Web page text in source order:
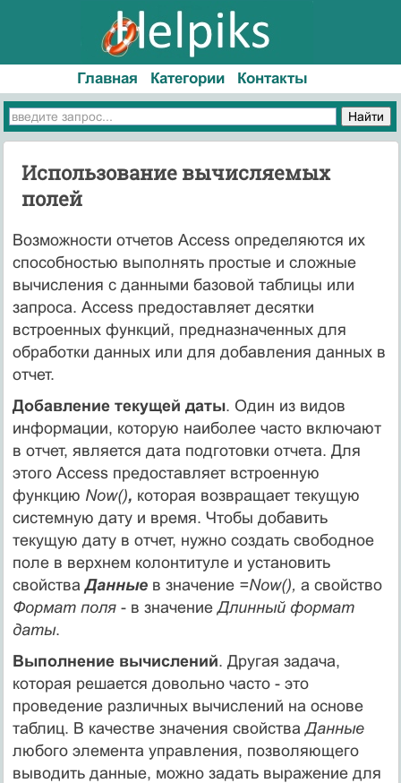
Главная Категории Контакты
Использование вычисляемых
полей
Возможности отчетов Access определяются их
способностью выполнять простые и сложные
вычисления с данными базовой таблицы или
запроса. Access предоставляет десятки
встроенных функций, предназначенных для
обработки данных или для добавления данных в
отчет.
Добавление текущей даты. Один из видов
информации, которую наиболее часто включают
в отчет, является дата подготовки отчета. Для
этого Access предоставляет встроенную
функцию Now(), которая возвращает текущую
системную дату и время. Чтобы добавить
текущую дату в отчет, нужно создать свободное
поле в верхнем колонтитуле и установить
свойстваДанныев значение =Now(), а свойство
Формат поля- в значениеДлинный формат
даты.
Выполнение вычислений. Другая задача,
которая решается довольно часто - это
проведение различных вычислений на основе
таблиц. В качестве значения свойстваДанные
любого элемента управления, позволяющего
выводить данные, можно задать выражение для